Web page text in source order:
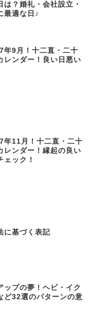
は？婚礼・会社設立・
最適な日♪
年9月！十二直・二十
レンダー！良い日悪い
年11月！十二直・二十
レンダー！縁起の良い
ェック！
に基づく表記
ップの夢！ヘビ・イク
ど32選のパターンの意